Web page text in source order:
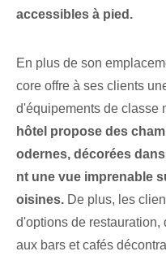
accessibles à pied.
En plus de son
core offre à ses clients
d'équipements de classe
hôtel propose des
odernes, décorées
nt une vue imprenable
oisines. De plus, les
d'options de restauration,
aux bars et cafés